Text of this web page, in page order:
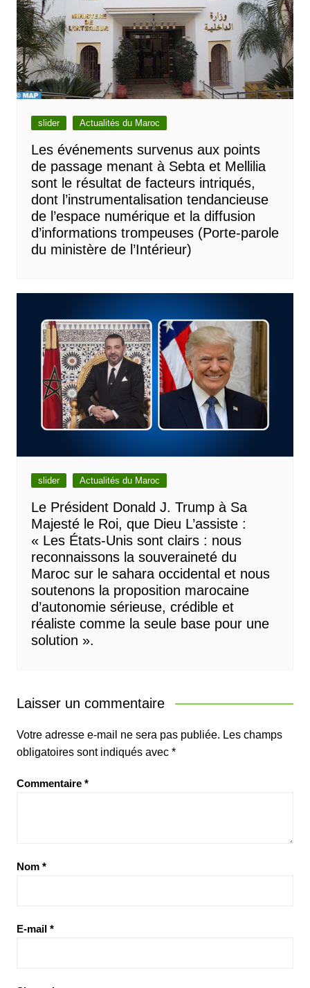
slider Actualités du Maroc
Les événements survenus aux points
de passage menant à Sebta et Mellilia
sont le résultat de facteurs intriqués,
dont l’instrumentalisation tendancieuse
de l’espace numérique et la diffusion
d’informations trompeuses (Porte-parole
du ministère de l’Intérieur)
slider Actualités du Maroc
Le Président Donald J. Trump à Sa
Majesté le Roi, que Dieu L’assiste :
« Les États-Unis sont clairs : nous
reconnaissons la souveraineté du
Maroc sur le sahara occidental et nous
soutenons la proposition marocaine
d’autonomie sérieuse, crédible et
réaliste comme la seule base pour une
solution ».
Laisser un commentaire
Votre adresse e-mail ne sera pas publiée. Les champs
obligatoires sont indiqués avec *
Commentaire *
Nom *
E-mail *